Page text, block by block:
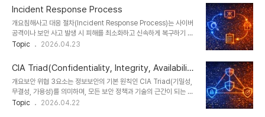
proactive 전략을 중심으로 한다. AI, 빅데이터, 위협 인텔리전스의
발전과 함께 핵심 보안 패러다임으로 자리 잡고 있다.1. 개념 및 정의선
제적 사이버 보안은 공격 징후, 취약점, 위협 패턴을 사전에 분석하여
공격이 발생하기 전에 예방하는 보안 전략이다. 이는 위협 인텔리전스,
예측 분석, 자동화된 대응 시스템을 통해 구현된다.2. 특징항목설명영
협 데이터..
Incident Response Process
개요침해사고 대응 절차(Incident Response Process)는 사이버
공격이나 보안 사고 발생 시 피해를 최소화하고 신속하게 복구하기 위
한 체계적인 대응 프로세스이다. NIST, ISO 27035 등 국제 표준을
직의 보안 역량을 결정짓는 핵심 요소이다.1. 개념 및 정의침해사고 대
응 절차는 보안 사고 발생 시 이를 식별하고 분석하여 피해를 최소화하
고 정상 상태로 복구하기 위한 일련의 프로세스이다. 단순 대응이 아닌
사전 준비와 사후 개선까지 포함하는 전체 라이프사이클 관리 체계로
정의된다.2. 특징구분설명비교 요소체계적 대응단계별 프로세스 기반
Topic 2026.04.23
CIA Triad(Confidentiality, Integrity, Availabilit
y)
개요보안 위협 3요소는 정보보안의 기본 원칙인 CIA Triad(기밀성,
무결성, 가용성)를 의미하며, 모든 보안 정책과 기술의 근간이 되는 개
념이다. 이 세 가지 요소는 데이터 보호와 시스템 안정성을 보장하기
Topic 2026.04.22